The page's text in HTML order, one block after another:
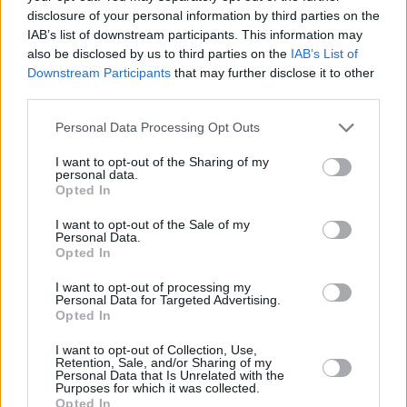
disclosure of your personal information by third parties on the
IAB’s list of downstream participants. This information may
also be disclosed by us to third parties on the IAB’s List of
Downstream Participants that may further disclose it to other
Personal Data Processing Opt Outs
I want to opt-out of the Sharing of my
personal data.
Opted In
I want to opt-out of the Sale of my
Personal Data.
Opted In
I want to opt-out of processing my
Personal Data for Targeted Advertising.
Opted In
I want to opt-out of Collection, Use,
Retention, Sale, and/or Sharing of my
Personal Data that Is Unrelated with the
Purposes for which it was collected.
Opted In